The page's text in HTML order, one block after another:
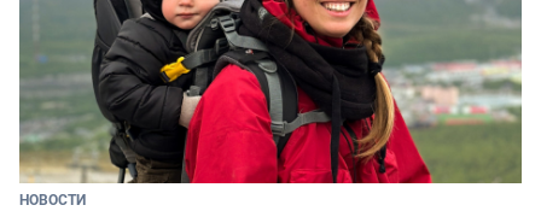
НОВОСТИ